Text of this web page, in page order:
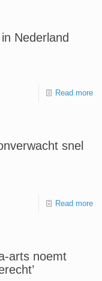
Nederland
Read more
snel
Read more
arts noemt